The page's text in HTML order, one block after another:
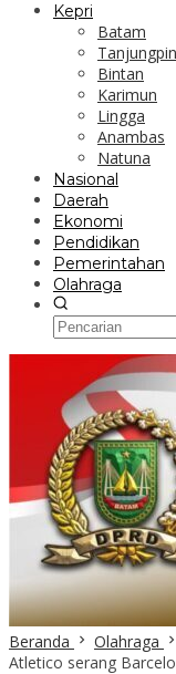
Kepri
Batam
Bintan
Karimun
Lingga
Anambas
Natuna
Nasional
Daerah
Ekonomi
Pendidikan
Pemerintahan
Olahraga
Beranda Olahraga
Atletico serang